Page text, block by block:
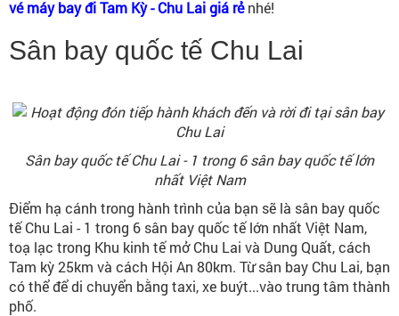
vé máy bay đi Tam Kỳ - Chu Lai giá rẻnhé!
Sân bay quốc tế Chu Lai
Sân bay quốc tế Chu Lai - 1 trong 6 sân bay quốc tế lớn
nhất Việt Nam
Điểm hạ cánh trong hành trình của bạn sẽ là sân bay quốc
tế Chu Lai - 1 trong 6 sân bay quốc tế lớn nhất Việt Nam,
toạ lạc trong Khu kinh tế mở Chu Lai và Dung Quất, cách
Tam kỳ 25km và cách Hội An 80km. Từ sân bay Chu Lai, bạn
có thể để di chuyển bằng taxi, xe buýt...vào trung tâm thành
phố.